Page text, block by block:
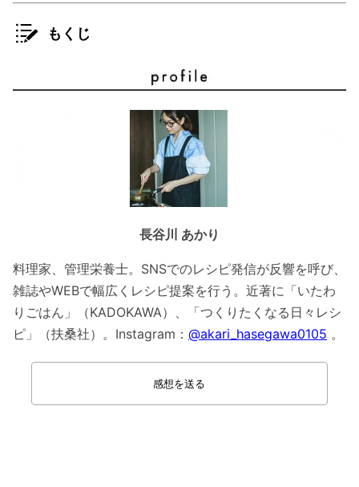
もくじ
長谷川 あかり
料理家、管理栄養士。SNSでのレシピ発信が反響を呼び、
雑誌やWEBで幅広くレシピ提案を行う。近著に「いたわ
りごはん」（KADOKAWA）、「つくりたくなる日々レシ
ピ」（扶桑社）。Instagram： @akari_hasegawa0105 。
感想を送る